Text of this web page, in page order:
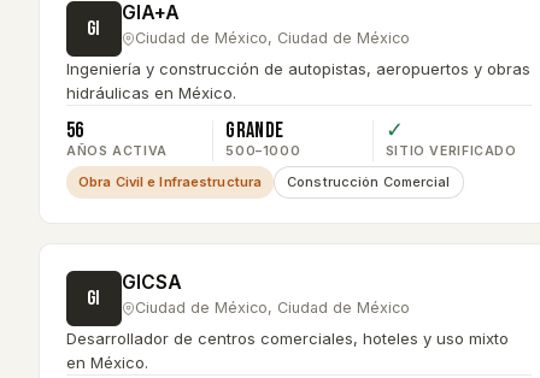
GI
GIA+A
Ciudad de México, Ciudad de México
Ingeniería y construcción de autopistas, aeropuertos y obras
hidráulicas en México.
56
AÑOS ACTIVA
Grande
500–1000
✓
SITIO VERIFICADO
Obra Civil e Infraestructura Construcción Comercial
GI
GICSA
Ciudad de México, Ciudad de México
Desarrollador de centros comerciales, hoteles y uso mixto
en México.